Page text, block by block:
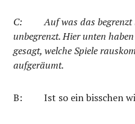
C:
Auf was das
unbegrenzt. Hier unten
gesagt, welche Spiele
aufgeräumt.
B: Ist so ein bisschen